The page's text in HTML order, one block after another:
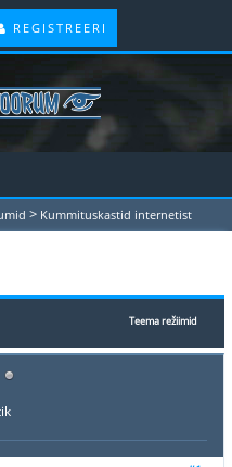
REGISTREERI
> Kummituskastid internetist
Teema režiimid